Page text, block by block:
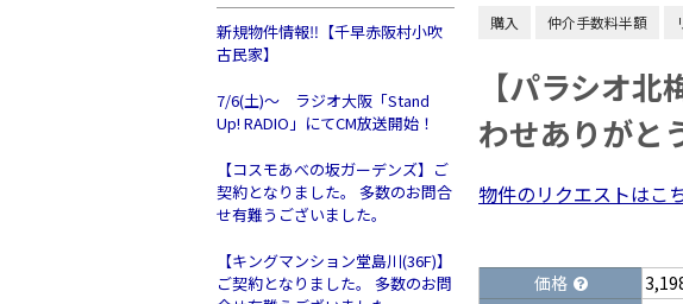
新規物件情報‼【千早赤阪村小吹
古民家】
7/6(土)～ ラジオ大阪「Stand
Up! RADIO」にてCM放送開始！
【コスモあべの坂ガーデンズ】ご
契約となりました。 多数のお問合
せ有難うございました。
【キングマンション堂島川(36F)】
ご契約となりました。 多数のお問
購入 仲介手数料半額
【パラシオ
わせありがと
物件のリクエストはこ
価格